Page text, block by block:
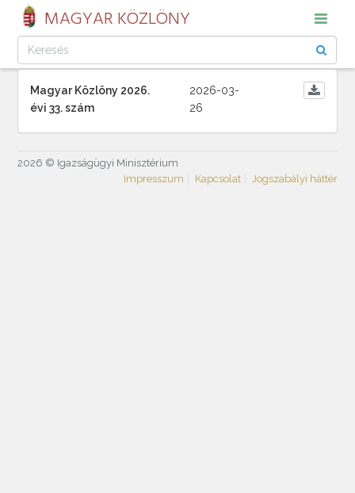
MAGYAR KÖZLÖNY
Magyar Közlöny 2026.
évi 33. szám
2026-03-
26
2026 © Igazságügyi Minisztérium
Impresszum
Kapcsolat Jogszabályi háttér